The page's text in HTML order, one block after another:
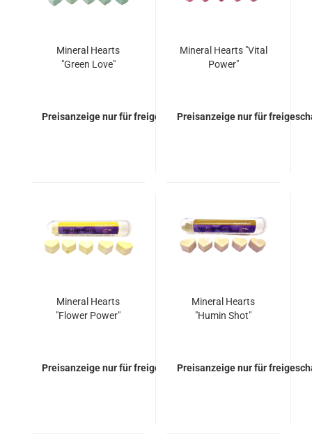
Mineral Hearts
"Green Love"
Preisanzeige nur für freigeschaltete Kunden
Mineral Hearts "Vital
Power"
Preisanzeige nur für
Mineral Hearts
"Flower Power"
Preisanzeige nur für freigeschaltete Kunden
Mineral Hearts
"Humin Shot"
Preisanzeige nur für